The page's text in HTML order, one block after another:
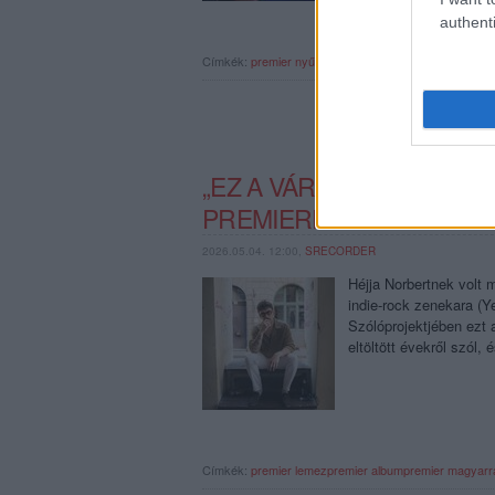
Címkék: premier nyűg
„EZ A VÁROS TÚL SZÉP
PREMIEREN HĒYA ELSŐ
2026.05.04. 12:00, SRECORDER
Héjja Norbertnek volt
indie-rock zenekara
Szólóprojektjében
eltöltött évekről szól,
Címkék: premier lemezpremieralbumpremier